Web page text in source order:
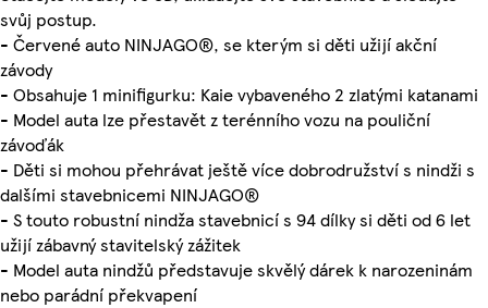
svůj postup.
- Červené auto NINJAGO®, se kterým si děti užijí akční
závody
- Obsahuje 1 minifigurku: Kaie vybaveného 2 zlatými katanami
- Model auta lze přestavět z terénního vozu na pouliční
závoďák
- Děti si mohou přehrávat ještě více dobrodružství s nindži s
dalšími stavebnicemi NINJAGO®
- S touto robustní nindža stavebnicí s 94 dílky si děti od 6 let
užijí zábavný stavitelský zážitek
- Model auta nindžů představuje skvělý dárek k narozeninám
nebo parádní překvapení